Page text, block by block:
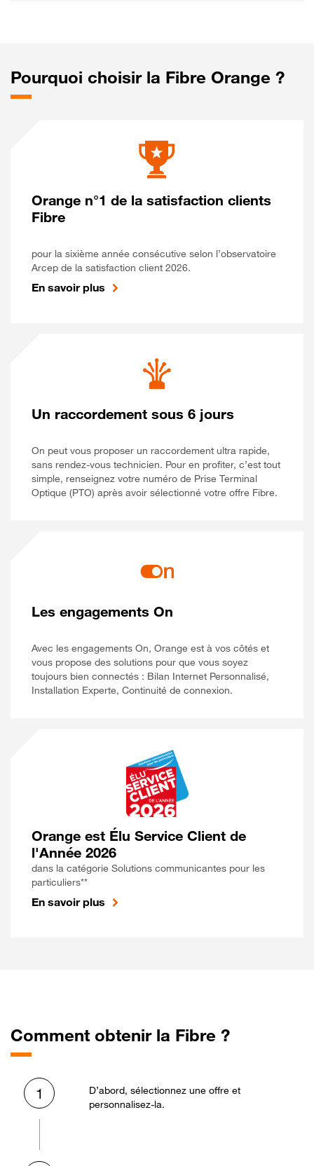
Pourquoi choisir la Fibre Orange ?
Orange n°1 de la satisfaction clients
Fibre
pour la sixième année consécutive selon l’observatoire
Arcep de la satisfaction client 2026.
En savoir plus
Un raccordement sous 6 jours
On peut vous proposer un raccordement ultra rapide,
sans rendez-vous technicien. Pour en profiter, c’est tout
simple, renseignez votre numéro de Prise Terminal
Optique (PTO) après avoir sélectionné votre offre Fibre.
Les engagements On
Avec les engagements On, Orange est à vos côtés et
vous propose des solutions pour que vous soyez
toujours bien connectés : Bilan Internet Personnalisé,
Installation Experte, Continuité de connexion.
Orange est Élu Service Client de
l'Année 2026
dans la catégorie Solutions communicantes pour les
particuliers**
En savoir plus
Comment obtenir la Fibre ?
1
D’abord, sélectionnez une offre et
personnalisez-la.